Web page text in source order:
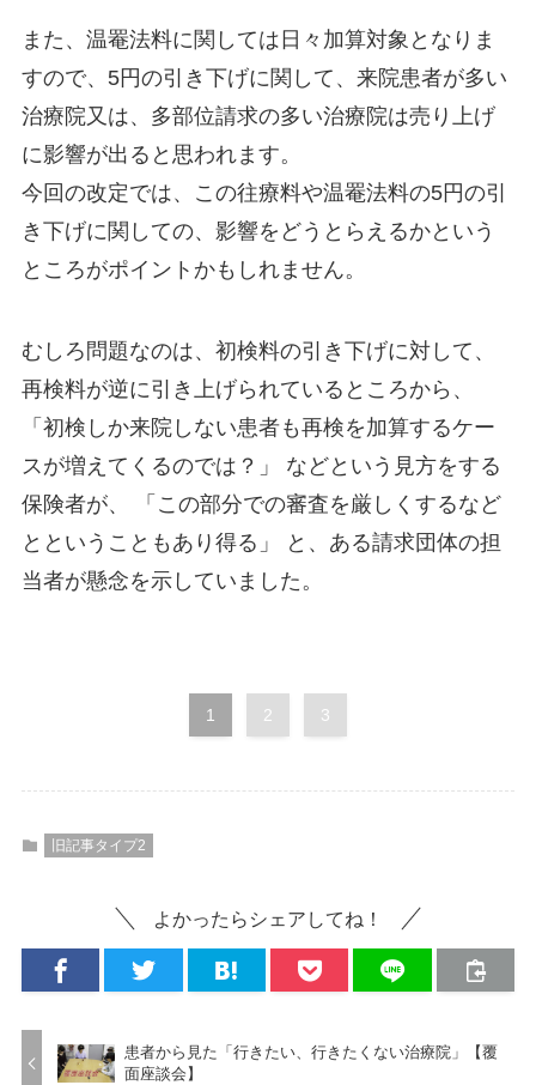
また、温罨法料に関しては日々加算対象となりま
すので、5円の引き下げに関して、来院患者が多い
治療院又は、多部位請求の多い治療院は売り上げ
に影響が出ると思われます。
今回の改定では、この往療料や温罨法料の5円の引
き下げに関しての、影響をどうとらえるかという
ところがポイントかもしれません。
むしろ問題なのは、初検料の引き下げに対して、
再検料が逆に引き上げられているところから、
「初検しか来院しない患者も再検を加算するケー
スが増えてくるのでは？」 などという見方をする
保険者が、 「この部分での審査を厳しくするなど
とということもあり得る」 と、ある請求団体の担
当者が懸念を示していました。
1 2 3
旧記事タイプ2
よかったらシェアしてね！
患者から見た「行きたい、行きたくない治療院」【覆
面座談会】